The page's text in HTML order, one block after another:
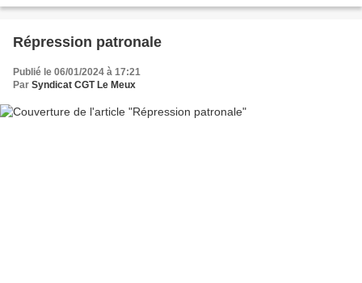
Répression patronale
Publié le 06/01/2024 à 17:21
Par Syndicat CGT Le Meux